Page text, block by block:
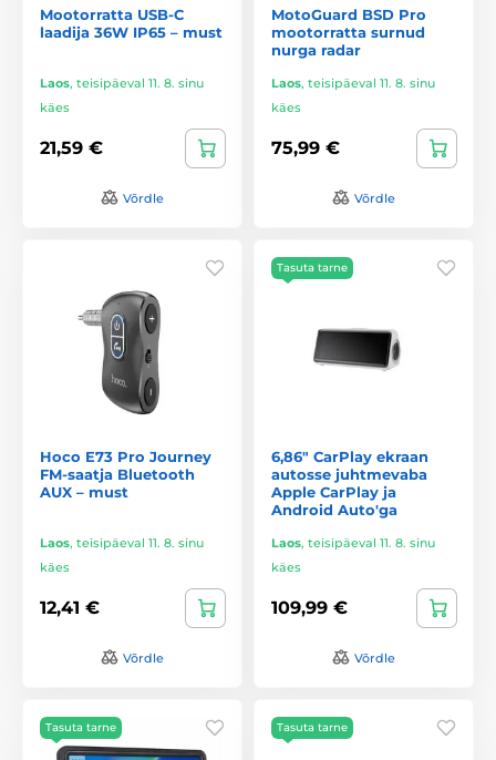
Mootorratta USB-C
laadija 36W IP65 – must
Laos, teisipäeval 11. 8. sinu
käes
21,59 €
Võrdle
MotoGuard BSD Pro
mootorratta surnud
nurga radar
Laos, teisipäeval 11. 8. sinu
käes
75,99 €
Võrdle
Hoco E73 Pro Journey
FM-saatja Bluetooth
AUX – must
Laos, teisipäeval 11. 8. sinu
käes
12,41 €
Võrdle
Tasuta tarne
6,86" CarPlay ekraan
autosse juhtmevaba
Apple CarPlay ja
Android Auto'ga
Laos, teisipäeval 11. 8. sinu
käes
109,99 €
Võrdle
Tasuta tarne Tasuta tarne